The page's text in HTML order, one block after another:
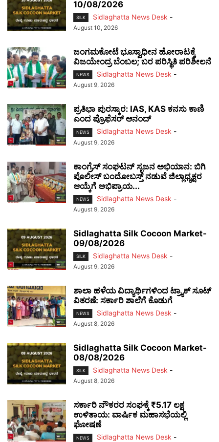
10/08/2026
SILK Sidlaghatta News Desk -
August 10, 2026
ಜಂಗಮಕೋಟೆ ಭೂಸ್ವಾಧೀನ ಹೋರಾಟಕ್ಕೆ
ವಿಜಯೇಂದ್ರ ಬೆಂಬಲ; ಬರ ಪರಿಸ್ಥಿತಿ ಪರಿಶೀಲನೆ
NEWS Sidlaghatta News Desk -
August 9, 2026
ಪ್ರತಿಭಾ ಪುರಸ್ಕಾರ: IAS, KAS ಕನಸು ಕಾಣಿ
ಎಂದ ಪ್ರೊಫೆಸರ್ ಆನಂದ್
NEWS Sidlaghatta News Desk -
August 9, 2026
ಕಾಂಗ್ರೆಸ್ ಸಂಘಟನ್ ಸೃಜನ ಅಭಿಯಾನ: ಬಿಗಿ
ಪೊಲೀಸ್ ಬಂದೋಬಸ್ತ್ ನಡುವೆ ಜಿಲ್ಲಾಧ್ಯಕ್ಷರ
ಆಯ್ಕೆಗೆ ಅಭಿಪ್ರಾಯ...
NEWS Sidlaghatta News Desk -
August 9, 2026
Sidlaghatta Silk Cocoon Market-
09/08/2026
SILK Sidlaghatta News Desk -
August 9, 2026
ಶಾಲಾ ಹಳೆಯ ವಿದ್ಯಾರ್ಥಿಗಳಿಂದ ಟ್ರ್ಯಾಕ್‌ ಸೂಟ್
ವಿತರಣೆ: ಸರ್ಕಾರಿ ಶಾಲೆಗೆ ಕೊಡುಗೆ
NEWS Sidlaghatta News Desk -
August 8, 2026
Sidlaghatta Silk Cocoon Market-
08/08/2026
SILK Sidlaghatta News Desk -
August 8, 2026
ಸರ್ಕಾರಿ ನೌಕರರ ಸಂಘಕ್ಕೆ ₹5.17 ಲಕ್ಷ
ಉಳಿತಾಯ: ವಾರ್ಷಿಕ ಮಹಾಸಭೆಯಲ್ಲಿ
ಘೋಷಣೆ
NEWS Sidlaghatta News Desk -